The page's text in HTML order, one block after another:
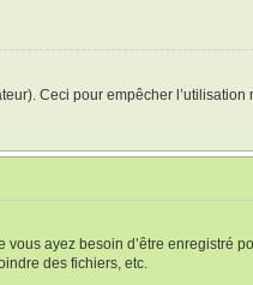
Ceci pour empêcher
ayez besoin d’être enregistré
des fichiers, etc.